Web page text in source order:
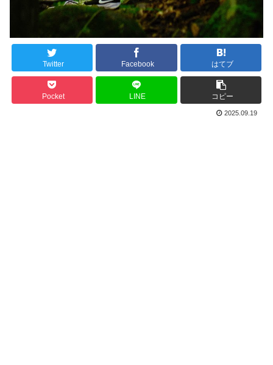
Twitter Facebook はてブ
Pocket LINE コピー
2025.09.19